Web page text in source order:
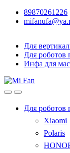
89870261226
Для
Для роботов
Инфа для
Для роботов
Xiaomi
Polaris